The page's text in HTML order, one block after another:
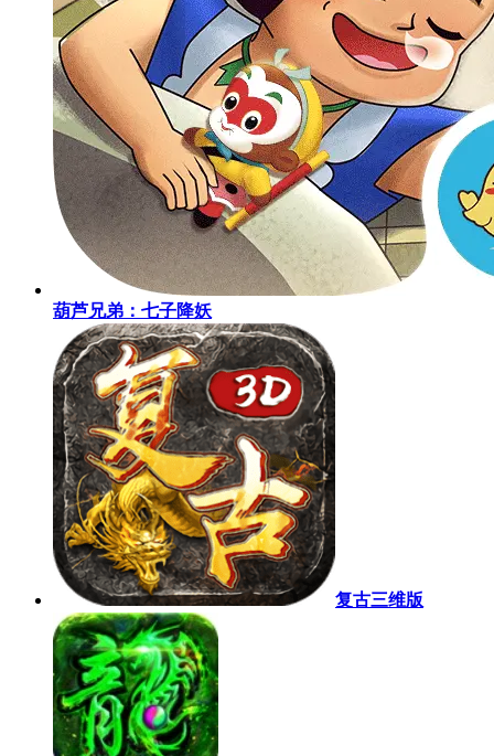
葫芦兄弟：七子降妖
复古三维版